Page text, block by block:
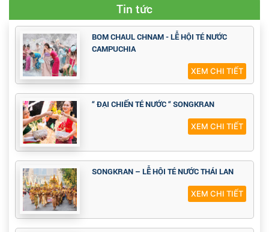
Tin tức
BOM CHAUL CHNAM - LỄ HỘI TÉ NƯỚC
CAMPUCHIA
XEM CHI TIẾT
“ ĐẠI CHIẾN TÉ NƯỚC “ SONGKRAN
XEM CHI TIẾT
SONGKRAN – LỄ HỘI TÉ NƯỚC THÁI LAN
XEM CHI TIẾT